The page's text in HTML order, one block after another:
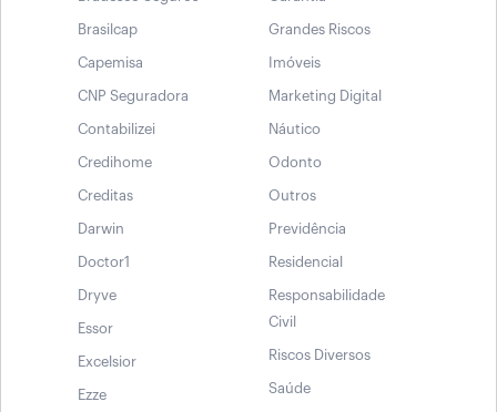
Brasilcap
Capemisa
CNP Seguradora
Contabilizei
Credihome
Creditas
Darwin
Doctor1
Dryve
Essor
Excelsior
Ezze
Grandes Riscos
Imóveis
Marketing Digital
Náutico
Odonto
Outros
Previdência
Residencial
Responsabilidade
Civil
Riscos Diversos
Saúde